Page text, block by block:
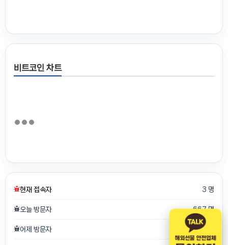
비트코인 차트
현재 접속자 3 명
오늘 방문자 667 명
어제 방문자 750 명